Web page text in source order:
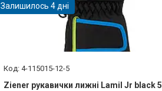
Залишилось 4 дні
4-115015-12-5
Ziener рукавички лижні Lamil Jr black 5